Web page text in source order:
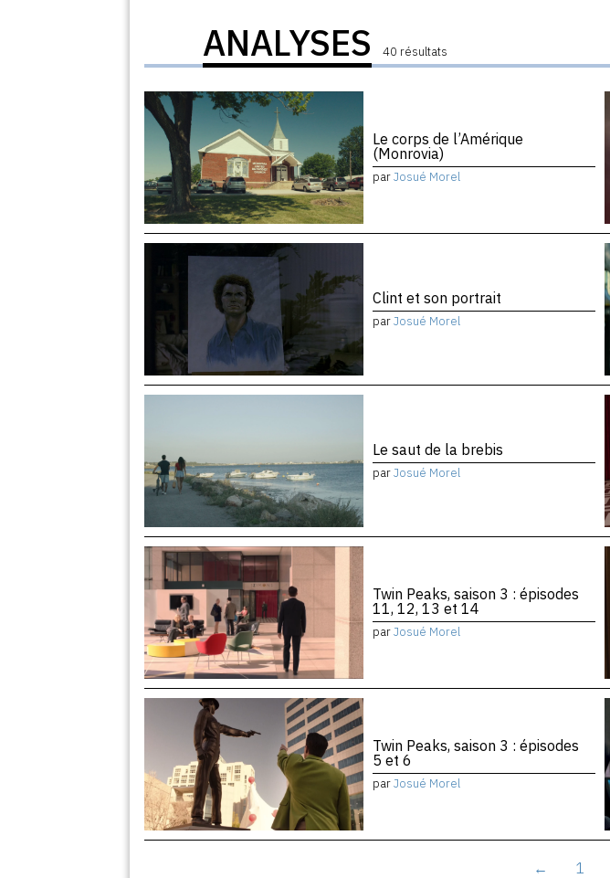
ANALYSES 40 résultats
Le corps de l’Amérique
(Monrovia)
parJosué Morel
Clint et son portrait
parJosué Morel
Le saut de la brebis
parJosué Morel
Twin Peaks, saison 3 : épisodes
11, 12, 13 et 14
parJosué Morel
Twin Peaks, saison 3 : épisodes
5 et 6
parJosué Morel
← 1